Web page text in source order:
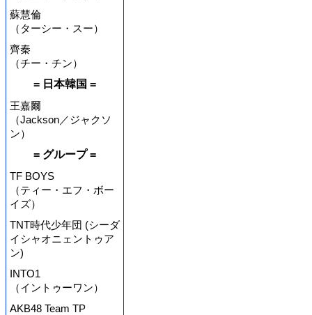
蘇慧倫
（ターシー・スー）
齊秦
（チー・チン）
= 日本韓国 =
王嘉爾
（Jackson／ジャクソ
ン）
= グループ =
TF BOYS
（ティー・エフ・ボー
イズ）
TNT時代少年団 (シーダ
イシャオニェントゥア
ン)
INTO1
（イントゥーワン）
AKB48 Team TP